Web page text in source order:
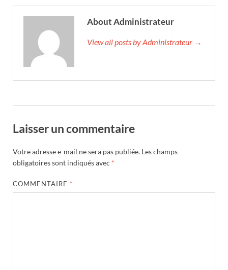
About Administrateur
View all posts by Administrateur →
Laisser un commentaire
Votre adresse e-mail ne sera pas publiée. Les champs
obligatoires sont indiqués avec *
COMMENTAIRE *